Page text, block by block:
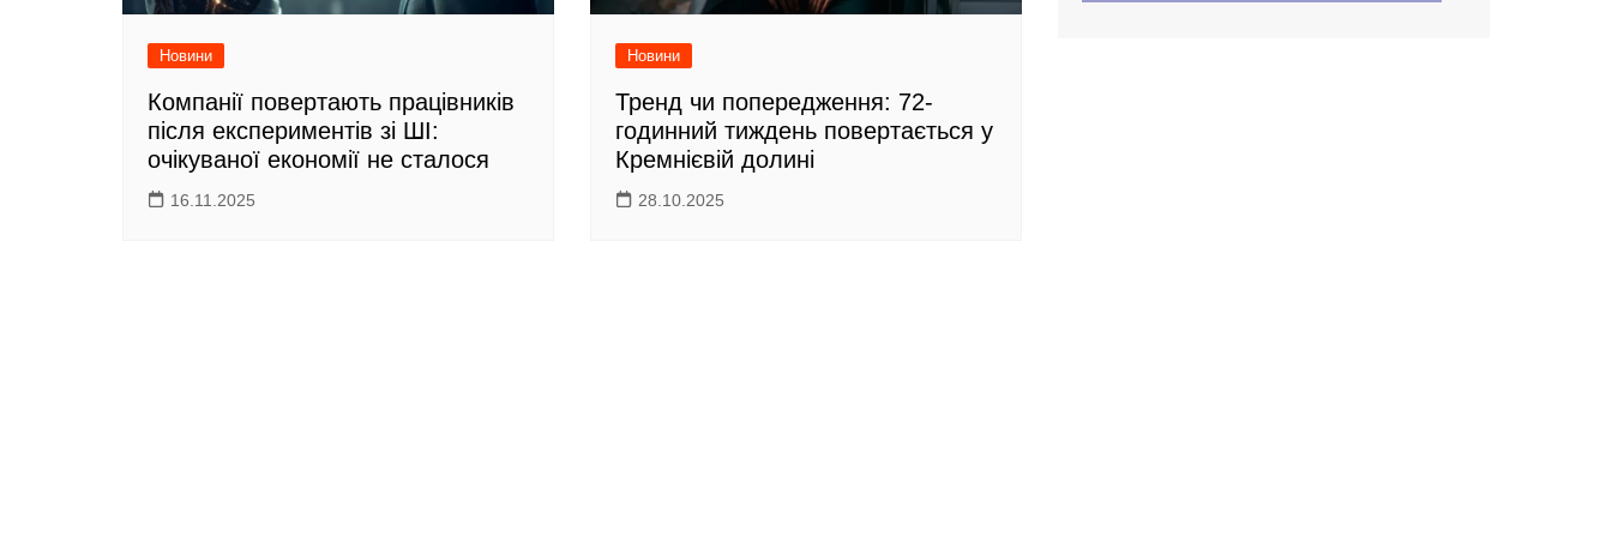
Новини
Компанії повертають працівників
після експериментів зі ШІ:
очікуваної економії не сталося
16.11.2025
Новини
Тренд чи попередження: 72-
годинний тиждень повертається у
Кремнієвій долині
28.10.2025